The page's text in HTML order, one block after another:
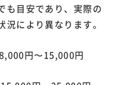
も目安であり、実際の
により異なります。
円〜15,000円